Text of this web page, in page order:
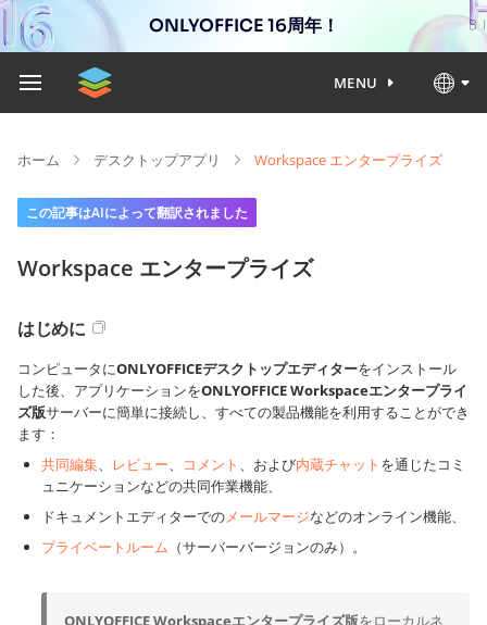
ONLYOFFICE 16周年！
MENU
ホーム デスクトップアプリ Workspace エンタープライズ
この記事はAIによって翻訳されました
Workspace エンタープライズ
はじめに
コンピュータにONLYOFFICEデスクトップエディターをインストール
した後、アプリケーションをONLYOFFICE Workspaceエンタープライ
ズ版サーバーに簡単に接続し、すべての製品機能を利用することができ
ます：
共同編集、 レビュー、 コメント 、および内蔵チャット を通じたコミ
ュニケーションなどの共同作業機能、
ドキュメントエディターでのメールマージなどのオンライン機能、
プライベートルーム （サーバーバージョンのみ）。
ONLYOFFICE Workspaceエンタープライズ版をローカルネ